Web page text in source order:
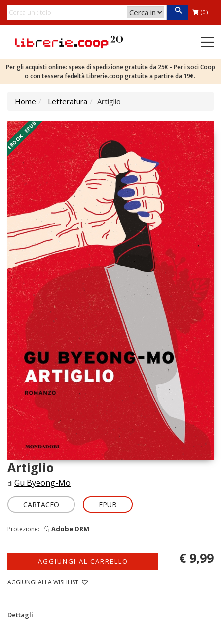
(0)
Per gli acquisti online: spese di spedizione gratuite da 25€ - Per i soci Coop
o con tessera fedeltà Librerie.coop gratuite a partire da 19€.
Home Letteratura Artiglio
EBOOK - EPUB
Artiglio
di Gu Byeong-Mo
CARTACEO EPUB
Protezione: Adobe DRM
AGGIUNGI AL CARRELLO
AGGIUNGI ALLA WISHLIST
€ 9,99
Dettagli